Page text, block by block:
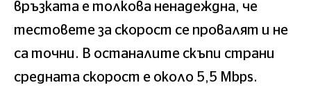
връзката е толкова ненадеждна, че
тестовете за скорост се провалят и не
са точни. В останалите скъпи страни
средната скорост е около 5,5 Mbps.